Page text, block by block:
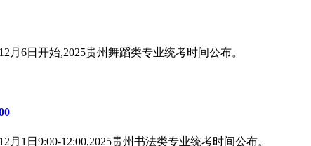
6日开始,2025贵州舞蹈类专业统考时间公布。
1日9:00-12:00,2025贵州书法类专业统考时间公布。